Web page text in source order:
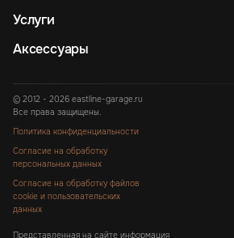
Услуги
Аксессуары
© 2012 - 2026 eastline-garage.ru
Все права защищены.
Политика конфиденциальности
Согласие на обработку
персональных данных
Согласие на обработку файлов
cookie и пользовательских
данных
Представленная на сайте информация